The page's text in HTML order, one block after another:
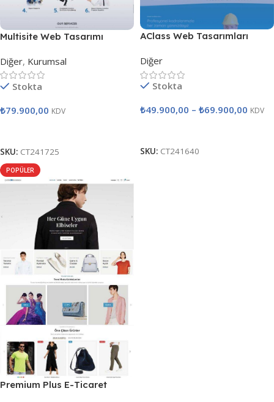
Multisite Web Tasarımı
Diğer, Kurumsal
Stokta
₺79.900,00 KDV
SKU: CT241725
AClass Web Tasarımları
Diğer
Stokta
₺49.900,00 – ₺69.900,00 KDV
SKU: CT241640
POPÜLER
Premium Plus E-Ticaret